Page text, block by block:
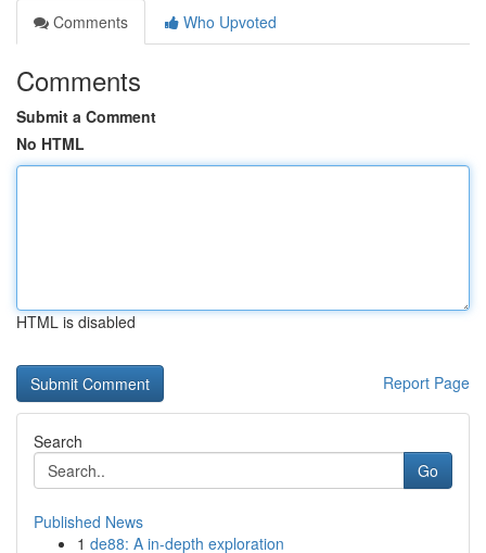
Comments
Who Upvoted
Comments
Submit a Comment
No HTML
HTML is disabled
Report Page
Search
Go
Published News
1 de88: A in-depth exploration